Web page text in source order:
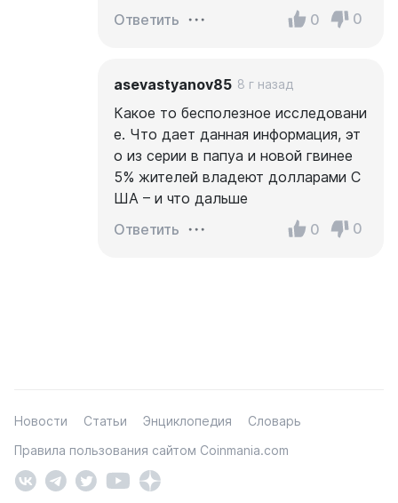
Ответить
0 0
asevastyanov85 8 г назад
Какое то бесполезное исследовани
е. Что дает данная информация, эт
о из серии в папуа и новой гвинее
5% жителей владеют долларами С
ША – и что дальше
Ответить
0 0
Новости Статьи Энциклопедия
Словарь
Правила пользования сайтом Coinmania.com